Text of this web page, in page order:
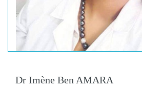
Dr Imène Ben AMARA